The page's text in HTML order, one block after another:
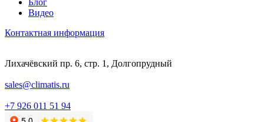
Блог
Видео
Контактная информация
Лихачёвский пр. 6, стр. 1, Долгопрудный
sales@climatis.ru
+7 926 011 51 94